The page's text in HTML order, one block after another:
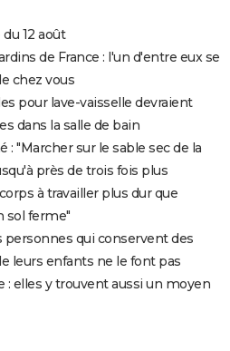
12 août
de France : l'un d'entre eux se
chez vous
pour lave-vaisselle devraient
dans la salle de bain
: "Marcher sur le sable sec de la
près de trois fois plus
à travailler plus dur que
sol ferme"
personnes qui conservent des
leurs enfants ne le font pas
elles y trouvent aussi un moyen